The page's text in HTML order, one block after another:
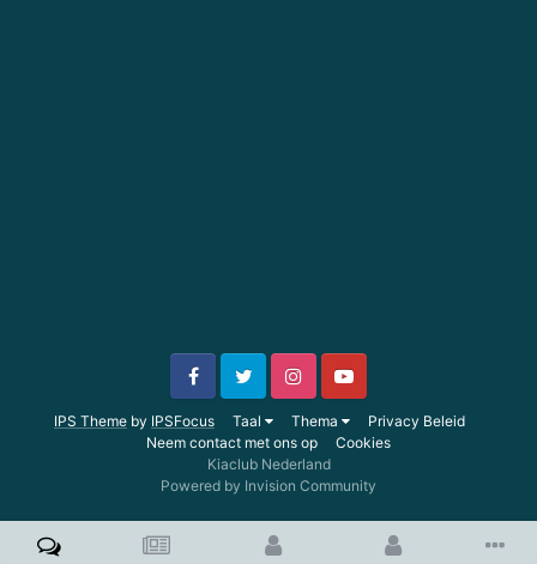
IPS Theme by IPSFocus Taal Thema
Privacy Beleid
Neem contact met ons op
Cookies
Kiaclub Nederland
Powered by Invision Community